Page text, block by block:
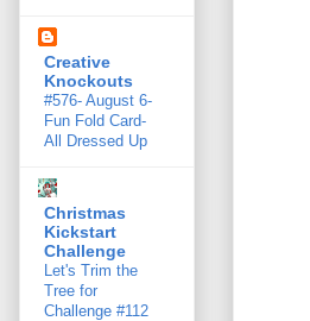
Creative
Knockouts
#576- August 6-
Fun Fold Card-
All Dressed Up
Christmas
Kickstart
Challenge
Let's Trim the
Tree for
Challenge #112